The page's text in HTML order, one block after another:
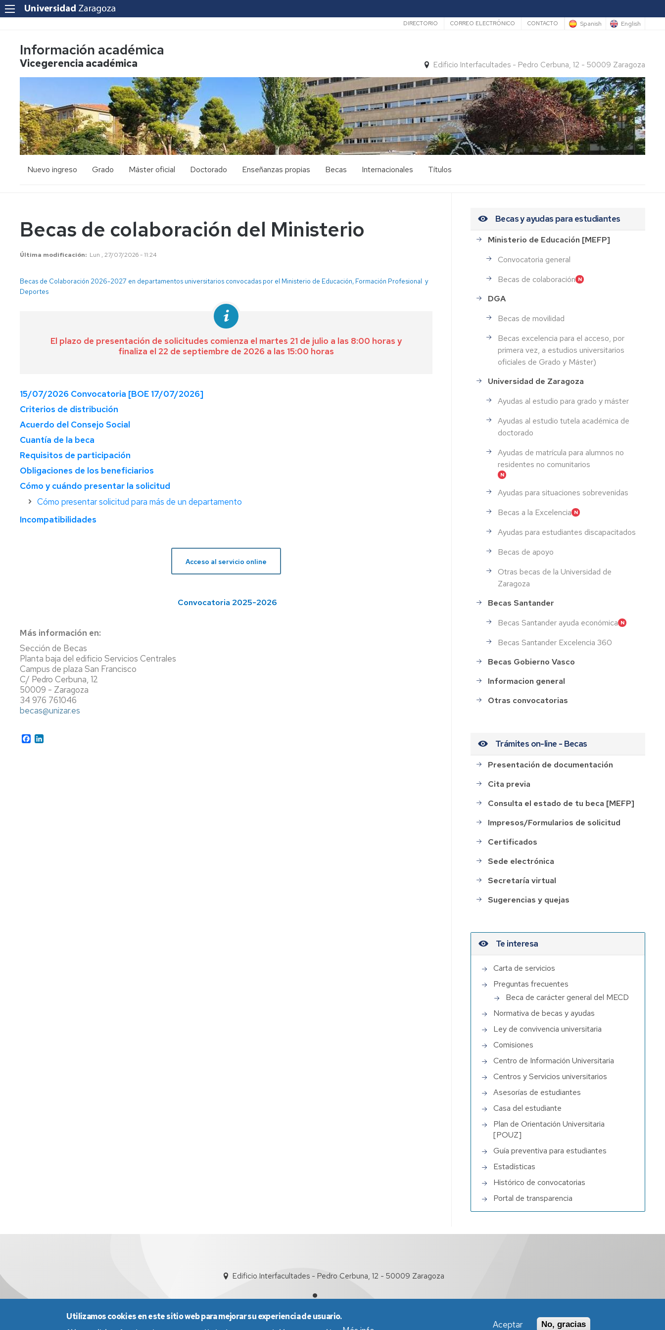
Secundario
DIRECTORIO CORREO ELECTRÓNICO CONTACTO Spanish English
Información académica
Vicegerencia académica Edificio Interfacultades - Pedro Cerbuna, 12 - 50009 Zaragoza
Nuevo ingreso
25
años
Mayores
Mayores
universidad
o
de
estudios
universitarios
oficiales
grado
Tramites
on
line
Grado
Información
Matrícula
Permanencia
créditos
Solicitudes
y
formularios
Máster oficial
Información
Movilidad
Nacional
Transferencia
de
Solicitudes
formularios
Doctorado Enseñanzas propias Becas Internacionales Títulos
Becas de colaboración del Ministerio
Última modificación Lun , 27/07/2026 - 11:24
Becas de Colaboración 2026-2027 en departamentos universitarios convocadas por el Ministerio de Educación, Formación Profesional y
Deportes
El plazo de presentación de solicitudes comienza el martes 21 de julio a las 8:00 horas y
finaliza el 22 de septiembre de 2026 a las 15:00 horas
15/07/2026 Convocatoria [BOE 17/07/2026]
Criterios de distribución
Acuerdo del Consejo Social
Cuantía de la beca
Requisitos de participación
Obligaciones de los beneficiarios
Cómo y cuándo presentar la solicitud
Cómo presentar solicitud para más de un departamento
Incompatibilidades
Acceso al servicio online
Convocatoria 2025-2026
Más información en:
Sección de Becas
Planta baja del edificio Servicios Centrales
Campus de plaza San Francisco
C/ Pedro Cerbuna, 12
50009 - Zaragoza
34 976 761046
becas@unizar.es
Facebook
Becas y ayudas para estudiantes
Ministerio de Educación [MEFP]
Convocatoria general
Becas de colaboración
DGA
Becas de movilidad
Becas excelencia para el acceso, por
primera vez, a estudios universitarios
oficiales de Grado y Máster)
Universidad de Zaragoza
Ayudas al estudio para grado y máster
Ayudas al estudio tutela académica de
doctorado
Ayudas de matrícula para alumnos no
residentes no comunitarios
Ayudas para situaciones sobrevenidas
Becas a la Excelencia
Ayudas para estudiantes discapacitados
Becas de apoyo
Otras becas de la Universidad de
Zaragoza
Becas Santander
Becas Santander ayuda económica
Becas Santander Excelencia 360
Becas Gobierno Vasco
Informacion general
Otras convocatorias
Trámites on-line - Becas
Presentación de documentación
Cita previa
Consulta el estado de tu beca [MEFP]
Impresos/Formularios de solicitud
Certificados
Sede electrónica
Secretaría virtual
Sugerencias y quejas
Te interesa
Carta de servicios
Preguntas frecuentes
Beca de carácter general del MECD
Normativa de becas y ayudas
Ley de convivencia universitaria
Comisiones
Centro de Información Universitaria
Centros y Servicios universitarios
Asesorías de estudiantes
Casa del estudiante
Plan de Orientación Universitaria
[POUZ]
Guía preventiva para estudiantes
Estadísticas
Histórico de convocatorias
Portal de transparencia
Edificio Interfacultades - Pedro Cerbuna, 12 - 50009 Zaragoza
Utilizamos cookies en este sitio web para mejorar su experiencia de usuario.
Aceptar No, gracias